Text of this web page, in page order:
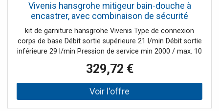
Vivenis hansgrohe mitigeur bain-douche à
encastrer, avec combinaison de sécurité
intégrée, blanc mat
kit de garniture hansgrohe Vivenis Type de connexion
corps de base Débit sortie supérieure 21 l/min Débit sortie
inférieure 29 l/min Pression de service min 2000 / max. 10
température réglable Inverseur à réarmement
automatique avec silencieux avec combinaison de
sécurité intégrée selon EN 1717
329,72 €